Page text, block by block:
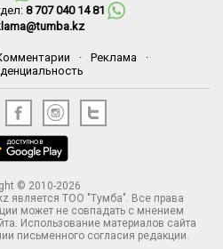
8 707 040 14 81
· Реклама
·
© 2010-2026
является ТОО "Тумба". Все права
может не совпадать с мнением
Использование материалов сайта
письменного согласия редакции.